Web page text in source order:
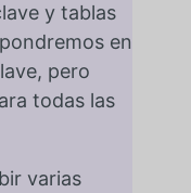
y tablas
en
pero
todas las
varias